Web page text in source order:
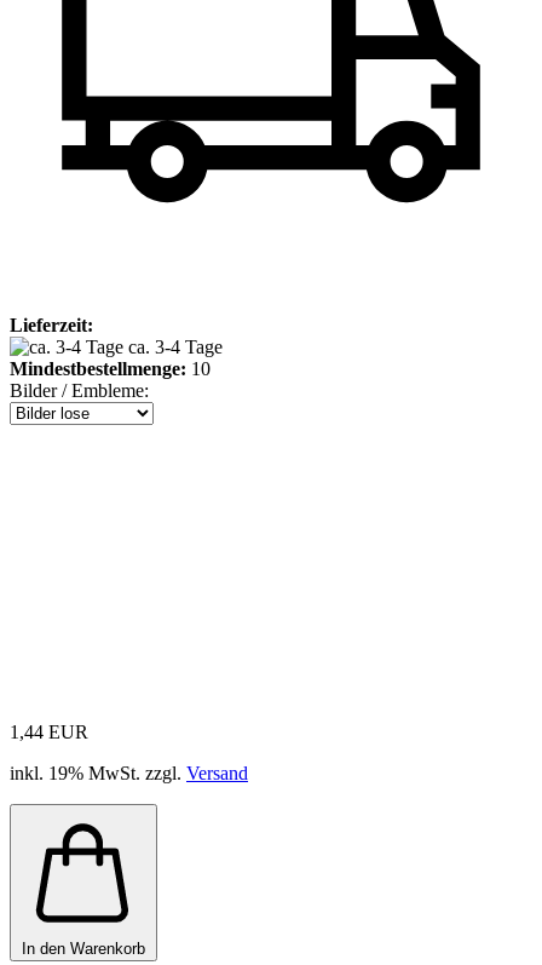
Lieferzeit:
ca. 3-4 Tage
Mindestbestellmenge: 10
Bilder / Embleme:
1,44 EUR
inkl. 19% MwSt. zzgl. Versand
In den Warenkorb